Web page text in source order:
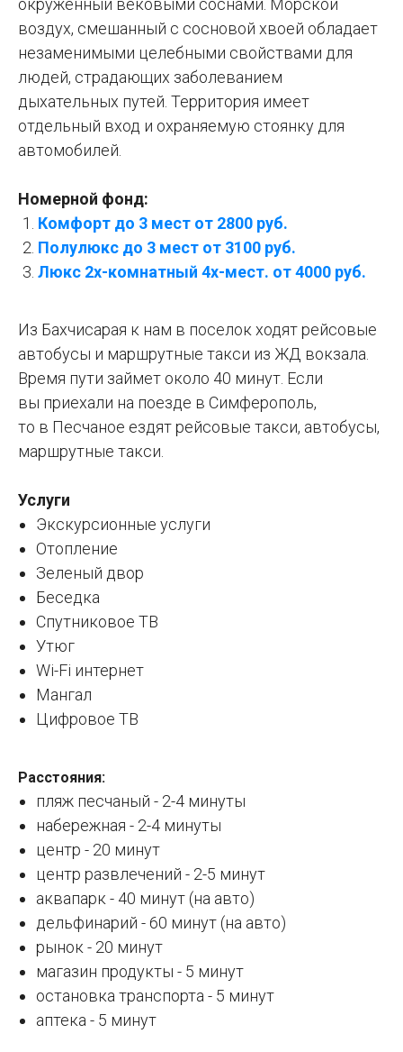
воздух, смешанный с сосновой хвоей обладает
незаменимыми целебными свойствами для
людей, страдающих заболеванием
дыхательных путей. Территория имеет
отдельный вход и охраняемую стоянку для
автомобилей.
Номерной фонд:
Комфорт до 3 мест от 2800 руб.
Полулюкс до 3 мест от 3100 руб.
Люкс 2х-комнатный 4х-мест. от 4000 руб.
Из Бахчисарая к нам в поселок ходят рейсовые
автобусы и маршрутные такси из ЖД вокзала.
Время пути займет около 40 минут. Если
вы приехали на поезде в Симферополь,
то в Песчаное ездят рейсовые такси, автобусы,
маршрутные такси.
Услуги
Экскурсионные услуги
Отопление
Зеленый двор
Беседка
Спутниковое ТВ
Утюг
Wi-Fi интернет
Мангал
Цифровое ТВ
Расстояния:
пляж песчаный - 2-4 минуты
набережная - 2-4 минуты
центр - 20 минут
центр развлечений - 2-5 минут
аквапарк - 40 минут (на авто)
дельфинарий - 60 минут (на авто)
рынок - 20 минут
магазин продукты - 5 минут
остановка транспорта - 5 минут
аптека - 5 минут